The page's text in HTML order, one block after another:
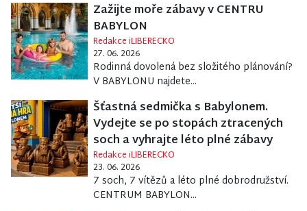
Zažijte moře zábavy v CENTRU
BABYLON
Redakce iLIBERECKO
27. 06. 2026
Rodinná dovolená bez složitého plánování?
V BABYLONU najdete...
Šťastná sedmička s Babylonem.
Vydejte se po stopách ztracených
soch a vyhrajte léto plné zábavy
Redakce iLIBERECKO
23. 06. 2026
7 soch, 7 vítězů a léto plné dobrodružství.
CENTRUM BABYLON...